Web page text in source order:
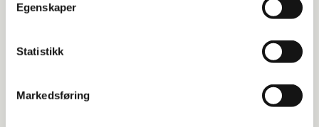
Egenskaper
Statistikk
Markedsføring
SANT' AGOSTINO ITALGRANITI